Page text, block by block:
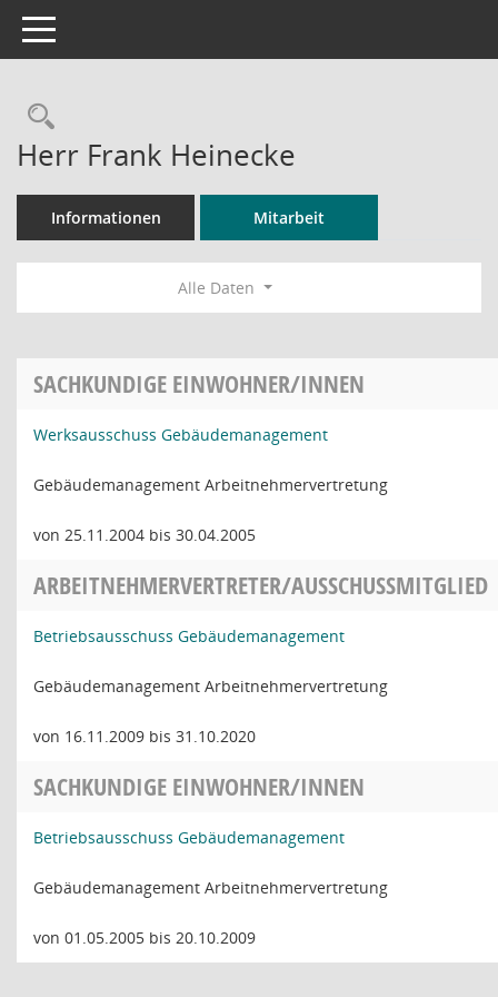
Toggle navigation
Rechercheauswahl
Herr Frank Heinecke
Informationen Mitarbeit
Alle Daten
SACHKUNDIGE EINWOHNER/INNEN
Werksausschuss Gebäudemanagement
Gebäudemanagement Arbeitnehmervertretung
von 25.11.2004 bis 30.04.2005
ARBEITNEHMERVERTRETER/AUSSCHUSSMITGLIED
Betriebsausschuss Gebäudemanagement
Gebäudemanagement Arbeitnehmervertretung
von 16.11.2009 bis 31.10.2020
SACHKUNDIGE EINWOHNER/INNEN
Betriebsausschuss Gebäudemanagement
Gebäudemanagement Arbeitnehmervertretung
von 01.05.2005 bis 20.10.2009